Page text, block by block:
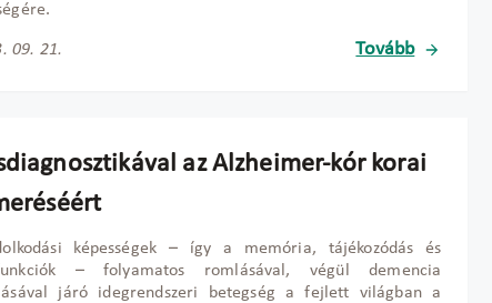
09. 21. Tovább
az Alzheimer-kór korai
képességek – így a memória, tájékozódás és
– folyamatos romlásával, végül demencia
járó idegrendszeri betegség a fejlett világban a